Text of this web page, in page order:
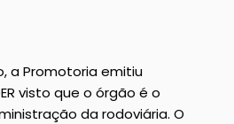
a Promotoria emitiu
visto que o órgão é o
da rodoviária. O